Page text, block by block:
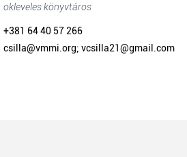
okleveles könyvtáros
+381 64 40 57 266
csilla@vmmi.org; vcsilla21@gmail.com